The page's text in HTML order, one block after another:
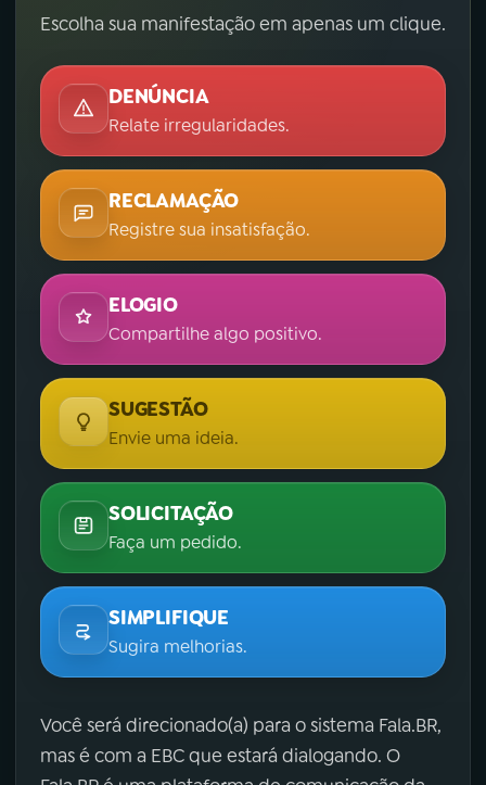
Escolha sua manifestação em apenas um clique.
DENÚNCIA
Relate irregularidades.
RECLAMAÇÃO
Registre sua insatisfação.
ELOGIO
Compartilhe algo positivo.
SUGESTÃO
Envie uma ideia.
SOLICITAÇÃO
Faça um pedido.
SIMPLIFIQUE
Sugira melhorias.
Você será direcionado(a) para o sistema Fala.BR,
mas é com a EBC que estará dialogando. O